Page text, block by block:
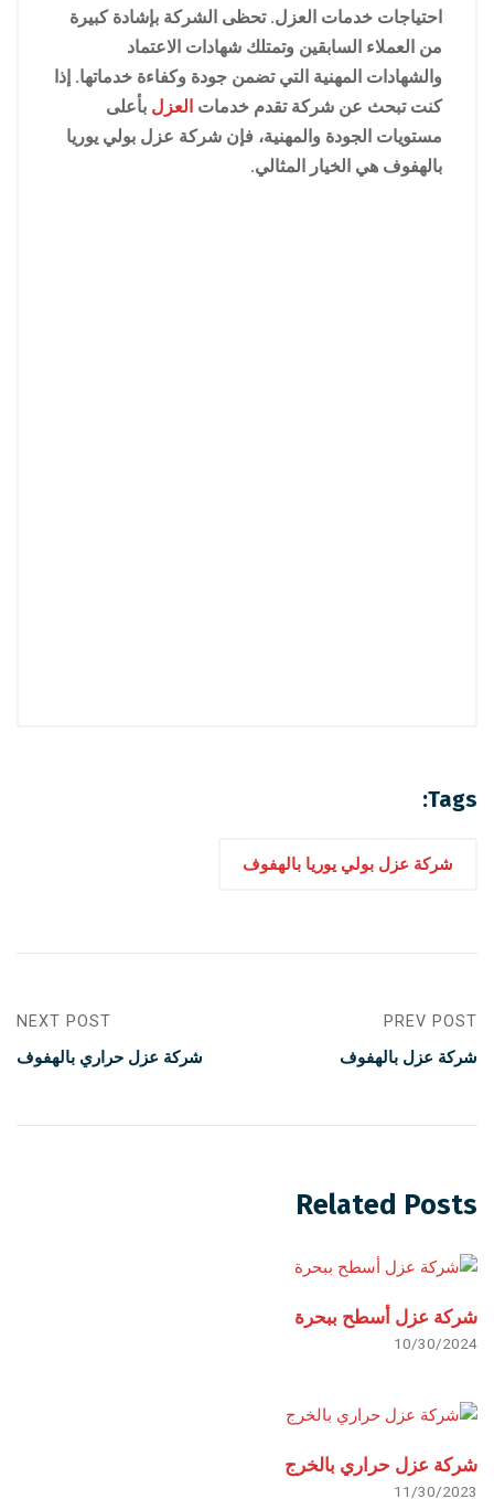
احتياجات خدمات العزل. تحظى الشركة بإشادة كبيرة
من العملاء السابقين وتمتلك شهادات الاعتماد
والشهادات المهنية التي تضمن جودة وكفاءة خدماتها. إذا
كنت تبحث عن شركة تقدم خدمات العزل بأعلى
مستويات الجودة والمهنية، فإن شركة عزل بولي يوريا
بالهفوف هي الخيار المثالي.
Tags:
شركة عزل بولي يوريا بالهفوف
PREV POST
شركة عزل بالهفوف
NEXT POST
شركة عزل حراري بالهفوف
Related Posts
شركة عزل أسطح ببحرة
10/30/2024
شركة عزل حراري بالخرج
11/30/2023